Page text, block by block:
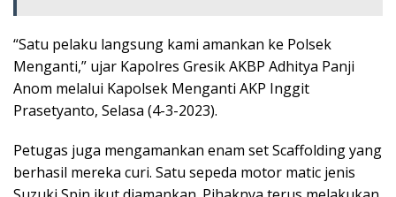
“Satu pelaku langsung kami amankan ke Polsek
Menganti,” ujar Kapolres Gresik AKBP Adhitya Panji
Anom melalui Kapolsek Menganti AKP Inggit
Prasetyanto, Selasa (4-3-2023).
Petugas juga mengamankan enam set Scaffolding yang
berhasil mereka curi. Satu sepeda motor matic jenis